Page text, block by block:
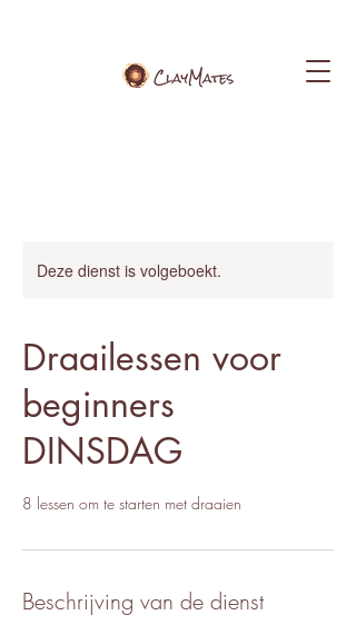
Deze dienst is volgeboekt.
Draailessen voor
beginners
DINSDAG
8 lessen om te starten met draaien
Beschrijving van de dienst